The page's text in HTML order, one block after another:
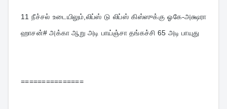
11 நீச்சல் உடையிலும்,லிப்ஸ் டு லிப்ஸ் கிஸ்ஸுக்கு ஓகே-அக்ஷரா
ஹாசன்# அக்கா ஆறு அடி பாய்ஞ்சா தங்கச்சி 65 அடி பாயுது
===============